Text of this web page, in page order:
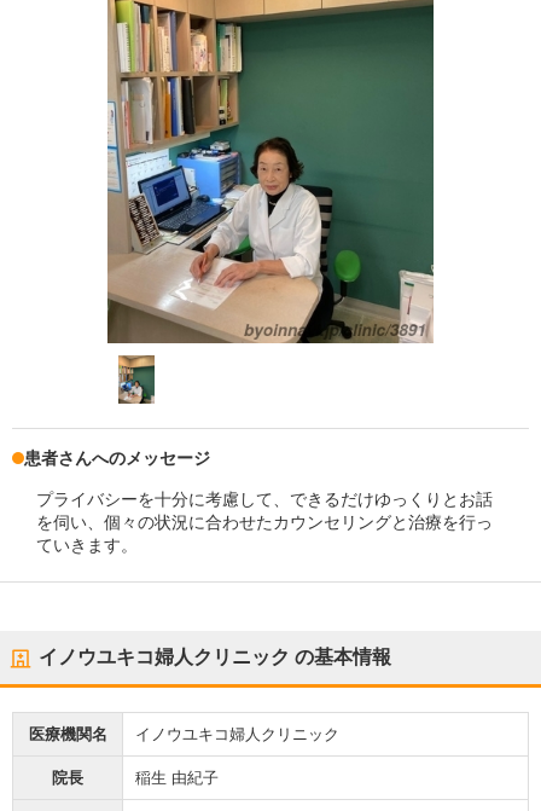
患者さんへのメッセージ
プライバシーを十分に考慮して、できるだけゆっくりとお話
を伺い、個々の状況に合わせたカウンセリングと治療を行っ
ていきます。
イノウユキコ婦人クリニック の基本情報
医療機関名 イノウユキコ婦人クリニック
院長 稲生 由紀子